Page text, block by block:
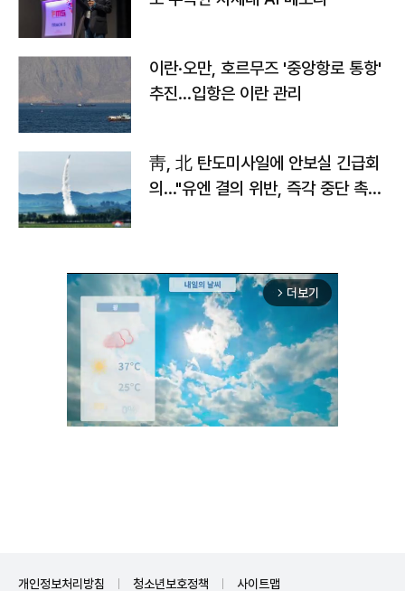
이란·오만, 호르무즈 '중앙항로 통항'
추진…입항은 이란 관리
靑, 北 탄도미사일에 안보실 긴급회
의…"유엔 결의 위반, 즉각 중단 촉
arrow_forward_ios 더보기
개인정보처리방침 청소년보호정책 사이트맵